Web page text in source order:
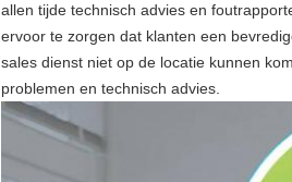
allen tijde technisch advies en
ervoor te zorgen dat klanten een
sales dienst niet op de locatie kunnen
problemen en technisch advies.